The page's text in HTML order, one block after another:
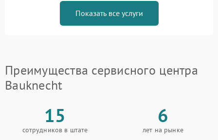
Показать все услуги
Преимущества сервисного центра
Bauknecht
15
сотрудников в штате
6
лет на рынке